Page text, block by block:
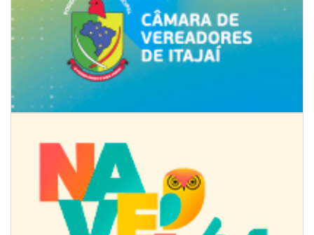
09/08/2026 | 07:00
Novo programa trabalha a prevenção de desastres climáticos na Rede
Municipal de Ensino
NAVEGANTES